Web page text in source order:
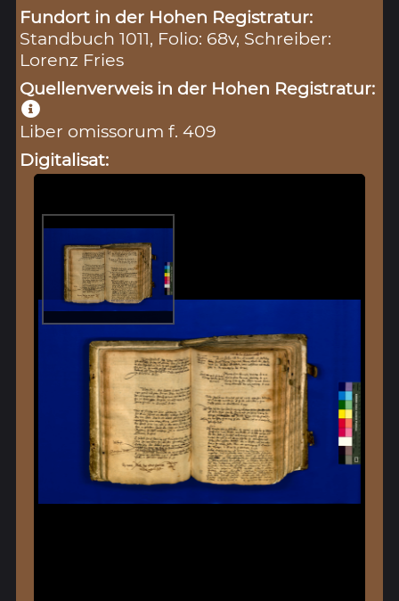
Fundort in der Hohen Registratur:
Standbuch 1011, Folio: 68v, Schreiber:
Lorenz Fries
Quellenverweis in der Hohen Registratur:
Liber omissorum f. 409
Digitalisat: